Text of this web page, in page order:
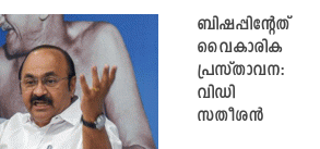
ബിഷപ്പിന്റേത്
വൈകാരിക
പ്രസ്താവന:
വിഡി
സതീശൻ